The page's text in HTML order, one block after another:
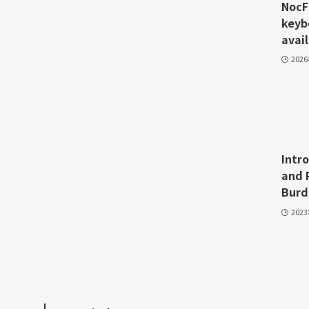
and